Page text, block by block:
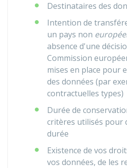
Destinataires des
Intention de
un pays non
absence d'une
Commission
mises en place pour
des données (par
contractuelles types)
Durée de
critères utilisés pour
durée
Existence de vos
vos données, de les